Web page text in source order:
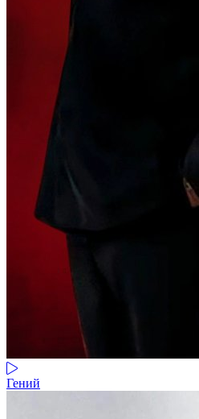
Гений